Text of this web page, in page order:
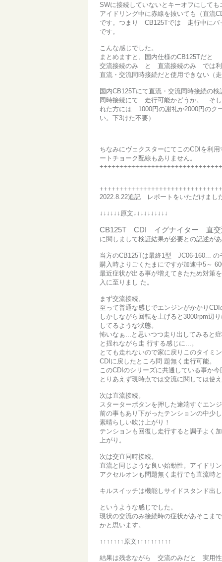
SWに接続していないとキーオフにして
アイドリング中に赤線を抜いても（直流
です。つまり CB125Tでは 走行中にバ
です。
こんな感じでした。
まとめますと、国内仕様のCB125Tだと
交流接続のみ と 直流接続のみ では利
直流・交流同時接続だと使用できない（
国内CB125Tにて直流・交流同時接続の
同時接続にて 走行可能かどうか。 そ
れた方には 1000円の謝礼か2000円のク
い。下3けた不要）
ちなみにヴェクスターにてこのCDIを利
ートチョーク配線もありません。
2022.8.22追記 レポートをいただけまし
↓↓↓↓↓↓原文↓↓↓↓↓↓↓↓↓↓
CB125T CDI イグナイター 直
に関しまして検証結果が必要との記述が
当方のCB125Tは最終1型 JC06-160... の
購入時よりごくたまにですが加速中5～
最近症状が出る事が増えてきたため対策
入に至りまし た。
まず交流接続。
至って普通な感じでエンジンがかかり
しかしながら回転を上げると3000rpm辺
してるような状態。
怖いなぁ...と思いつつ走り出してみると
と揺れながら走 行する感じに...。
とても走れないので家に戻りこのタイミ
CDIに戻したところ問 題無く走行可能。
このCDIのシリーズに共通している事か
とりあえず現時点では交流に関しては使
次は直流接続。
スターターボタンを押した途端すぐエン
前の事もあり下がったテンションの中少
素晴らしい吹け上がり！
テンションも回復し走行すると調子よく
上がり。
次は交直同時接続。
直流と同じような良い始動性。アイドリ
アクセルオンも問題無く走行でも直流時
キルスイッチは機能しサイドスタンド出
というような感じでした。
現状の交流のみ接続時の症状があそこま
かと思います。
↑↑↑↑↑↑↑原文↑↑↑↑↑↑↑↑↑↑
結果は残念ながら 交流のみだと 実用性